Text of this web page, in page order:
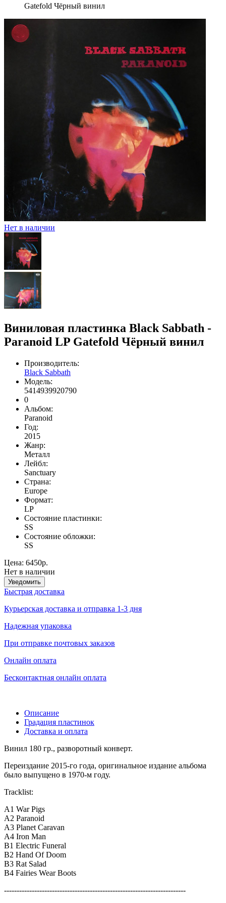
Gatefold Чёрный винил
Нет в наличии
Виниловая пластинка Black Sabbath -
Paranoid LP Gatefold Чёрный винил
Производитель:
Black Sabbath
Модель:
5414939920790
0
Альбом:
Paranoid
Год:
2015
Жанр:
Meталл
Лейбл:
Sanctuary
Страна:
Europe
Формат:
LP
Состояние пластинки:
SS
Состояние обложки:
SS
Цена: 6450р.
Нет в наличии
Уведомить
Быстрая доставка
Курьерская доставка и отправка 1-3 дня
Надежная упаковка
При отправке почтовых заказов
Онлайн оплата
Бесконтактная онлайн оплата
Описание
Градация пластинок
Доставка и оплата
Винил 180 гр., разворотный конверт.
Переиздание 2015-го года, оригинальное издание альбома
было выпущено в 1970-м году.
Tracklist:
A1 War Pigs
A2 Paranoid
A3 Planet Caravan
A4 Iron Man
B1 Electric Funeral
B2 Hand Of Doom
B3 Rat Salad
B4 Fairies Wear Boots
------------------------------------------------------------------------